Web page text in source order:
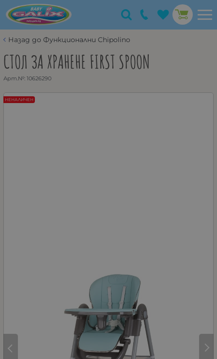
Назад до Функционални Chipolino
СТОЛ ЗА ХРАНЕНЕ FIRST SPOON
Арт.№: 10626290
НЕНАЛИЧЕН